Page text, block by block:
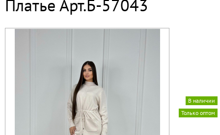
Платье Арт.Б-57043
Только оптом
В наличии